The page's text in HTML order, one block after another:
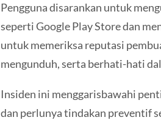
Pengguna disarankan untuk
seperti Google Play Store dan
untuk memeriksa reputasi
mengunduh, serta berhati-hati
Insiden ini menggarisbawahi
dan perlunya tindakan preventif